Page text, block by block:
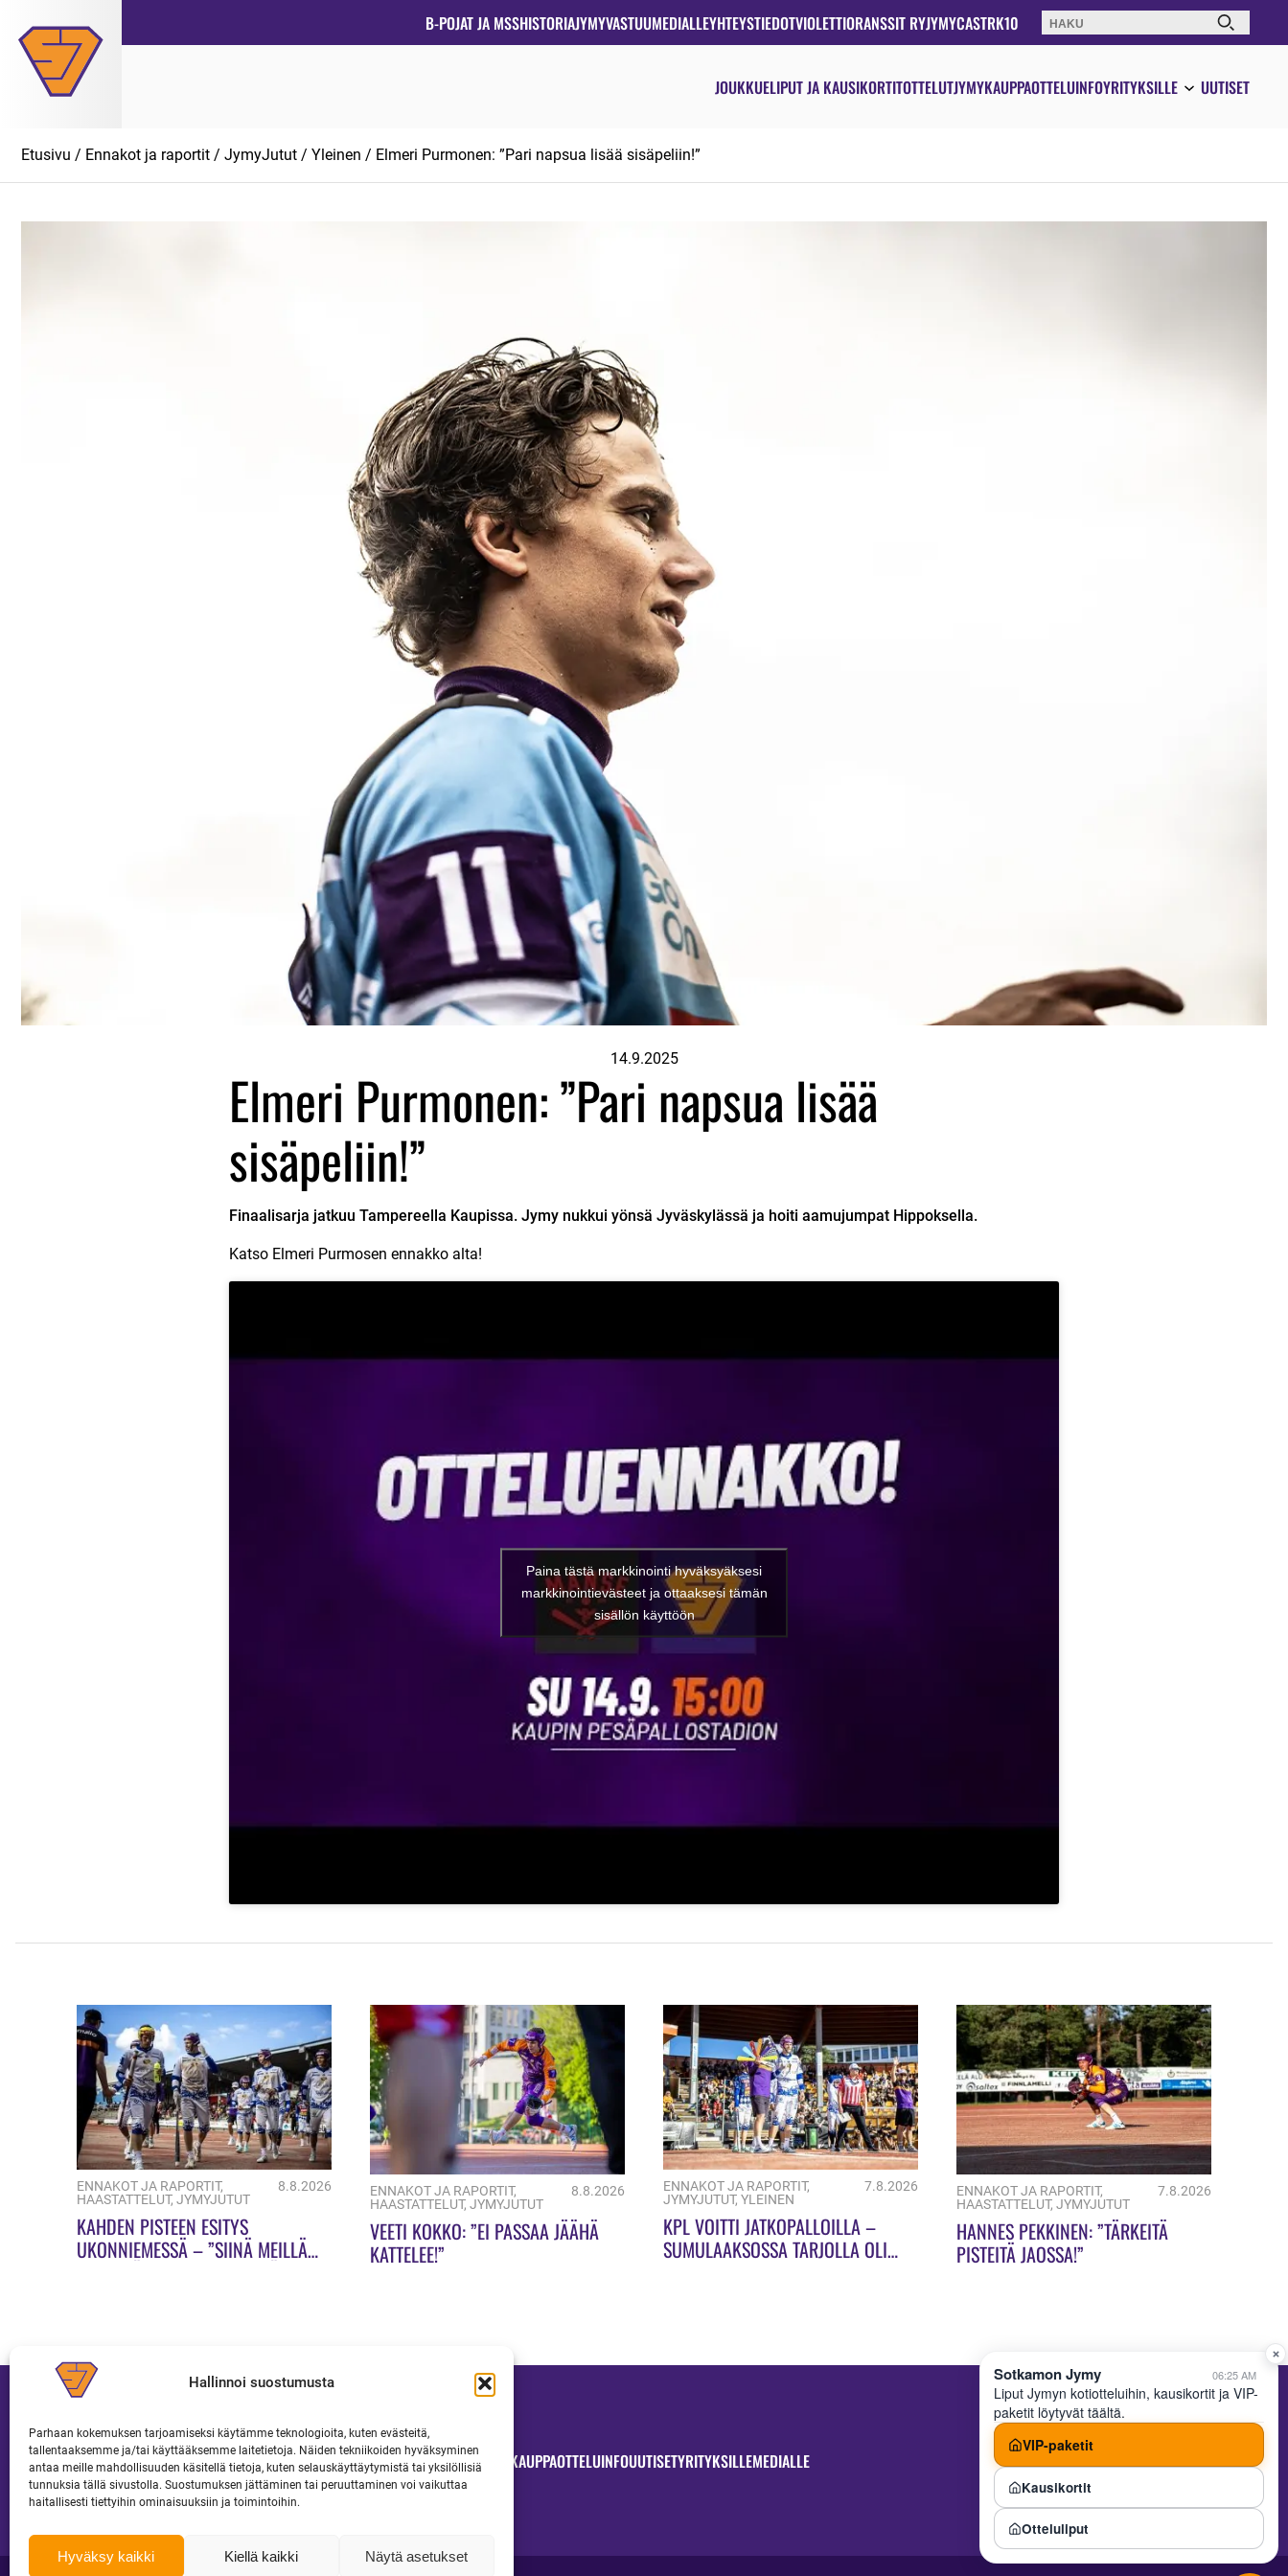
Hallinnoi suostumusta
Parhaan kokemuksen tarjoamiseksi käytämme teknologioita, kuten evästeitä,
tallentaaksemme ja/tai käyttääksemme laitetietoja. Näiden tekniikoiden hyväksyminen
antaa meille mahdollisuuden käsitellä tietoja, kuten selauskäyttäytymistä tai yksilöllisiä
tunnuksia tällä sivustolla. Suostumuksen jättäminen tai peruuttaminen voi vaikuttaa
haitallisesti tiettyihin ominaisuuksiin ja toimintoihin.
Hyväksy kaikki Kiellä kaikki Näytä asetukset
suoraan
sisältöön
B-POJAT JA MSSHISTORIAJYMYVASTUUMEDIALLEYHTEYSTIEDOTVIOLETTIORANSSIT RYJYMYCASTRK10 Haku:
JOUKKUELIPUT JA KAUSIKORTITOTTELUTJYMYKAUPPAOTTELUINFOYRITYKSILLE UUTISET
Etusivu / Ennakot ja raportit / JymyJutut / Yleinen / Elmeri Purmonen: ”Pari napsua lisää sisäpeliin!”
14.9.2025
Elmeri Purmonen: ”Pari napsua lisää
sisäpeliin!”
Finaalisarja jatkuu Tampereella Kaupissa. Jymy nukkui yönsä Jyväskylässä ja hoiti aamujumpat Hippoksella.
Katso Elmeri Purmosen ennakko alta!
Paina tästä markkinointi hyväksyäksesi
markkinointievästeet ja ottaaksesi tämän
sisällön käyttöön
ENNAKOT JA RAPORTIT,
HAASTATTELUT, JYMYJUTUT
8.8.2026
KAHDEN PISTEEN ESITYS
UKONNIEMESSÄ – ”SIINÄ MEILLÄ
ENNAKOT JA RAPORTIT,
HAASTATTELUT, JYMYJUTUT
8.8.2026
VEETI KOKKO: ”EI PASSAA JÄÄHÄ
KATTELEE!”
ENNAKOT JA RAPORTIT,
JYMYJUTUT, YLEINEN
7.8.2026
KPL VOITTI JATKOPALLOILLA –
SUMULAAKSOSSA TARJOLLA OLI
ENNAKOT JA RAPORTIT,
HAASTATTELUT, JYMYJUTUT
7.8.2026
HANNES PEKKINEN: ”TÄRKEITÄ
PISTEITÄ JAOSSA!”
JOUKKUELIPUT JA KAUSIKORTITOTTELUTJYMYKAUPPAOTTELUINFOUUTISETYRITYKSILLEMEDIALLE